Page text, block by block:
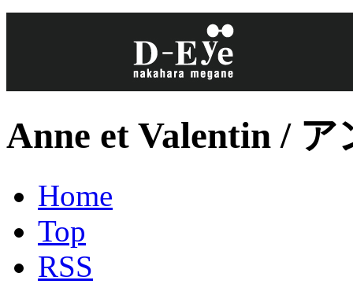
Anne et Valentin /
Home
Top
RSS